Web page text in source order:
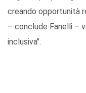
creando opportunità
– conclude Fanelli –
inclusiva".